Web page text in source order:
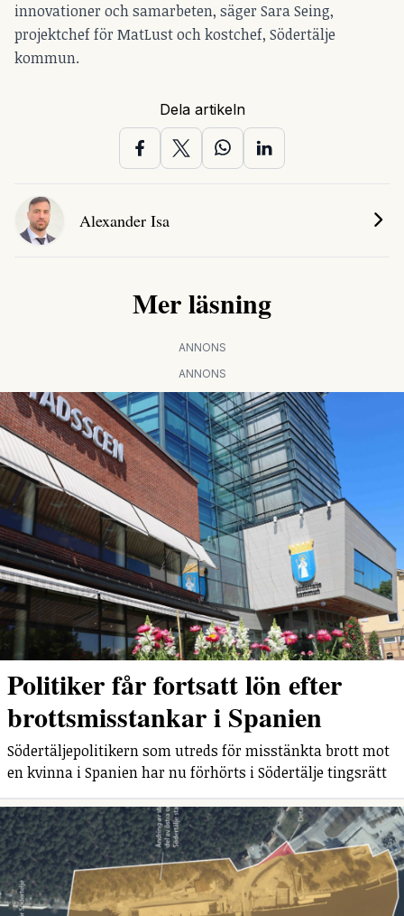
innovationer och samarbeten, säger Sara Seing,
projektchef för MatLust och kostchef, Södertälje
kommun.
Dela artikeln
Alexander Isa
Mer läsning
ANNONS
ANNONS
Politiker får fortsatt lön efter
brottsmisstankar i Spanien
Södertäljepolitikern som utreds för misstänkta brott mot
en kvinna i Spanien har nu förhörts i Södertälje tingsrätt